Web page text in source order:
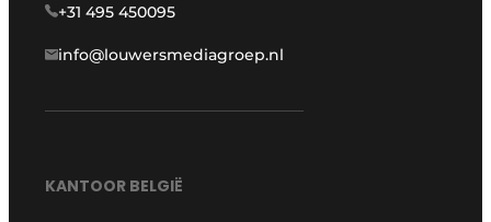
+31 495 450095
info@louwersmediagroep.nl
KANTOOR BELGIË